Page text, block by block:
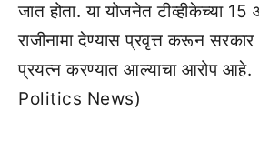
जात होता. या योजनेत टीव्हीकेच्या 15
राजीनामा देण्यास प्रवृत्त करून
प्रयत्न करण्यात आल्याचा आरोप
Politics News)